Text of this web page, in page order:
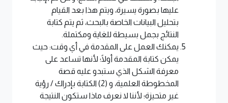
عليها بصورة يسيرة، ويتم هذا بعد القيام
بتحليل البيانات الخاصة بالبحث، ثم يتم كتابة
النتائج بجمل بسيطة للغاية ومكتملة.
يمكنك العمل على المقدمة في أي وقت: حيث
يمكن كتابة المقدمة أولًا؛ لأنها تساعد على
معرفة الشكل الذي ستبدو عليه قصة
المخطوطة العلمية، و (2) الكتابة بإدراك / رؤية
غير متحيزة؛ لأننا لا نعرف ماذا ستكون النتيجة